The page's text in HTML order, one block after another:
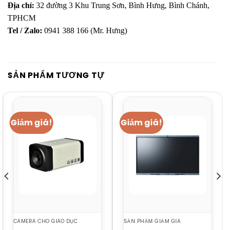
Địa chỉ: 32 đường 3 Khu Trung Sơn, Bình Hưng, Bình Chánh,
TPHCM
Tel / Zalo: 0941 388 166 (Mr. Hưng)
SẢN PHẨM TƯƠNG TỰ
Giảm giá!
CAMERA CHO GIÁO DỤC
Giảm giá!
SẢN PHẨM GIẢM GIÁ